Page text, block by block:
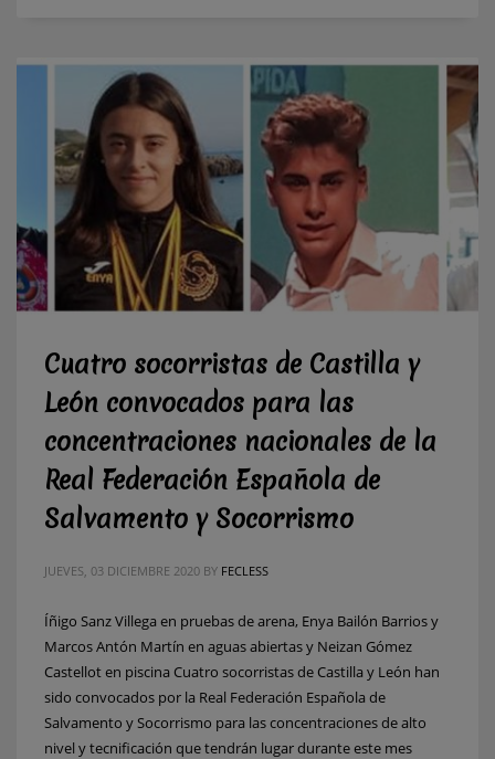
Cuatro socorristas de Castilla y
León convocados para las
concentraciones nacionales de la
Real Federación Española de
Salvamento y Socorrismo
JUEVES, 03 DICIEMBRE 2020 BY FECLESS
Íñigo Sanz Villega en pruebas de arena, Enya Bailón Barrios y
Marcos Antón Martín en aguas abiertas y Neizan Gómez
Castellot en piscina Cuatro socorristas de Castilla y León han
sido convocados por la Real Federación Española de
Salvamento y Socorrismo para las concentraciones de alto
nivel y tecnificación que tendrán lugar durante este mes